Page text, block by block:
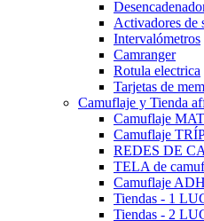
Activadores de
Intervalómetros
Camranger
Rotula electrica
Tarjetas de
Camuflaje y Tienda
Camuflaje
Camuflaje
REDES DE
TELA de
Camuflaje
Tiendas - 1
Tiendas - 2